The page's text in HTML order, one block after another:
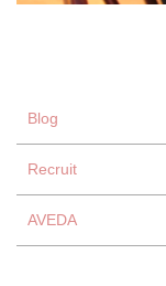
Blog
Recruit
AVEDA